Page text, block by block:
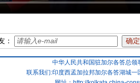
：
中华人民共和国驻加尔各答总领
联系我们:印度西孟加拉邦加尔各答湖城